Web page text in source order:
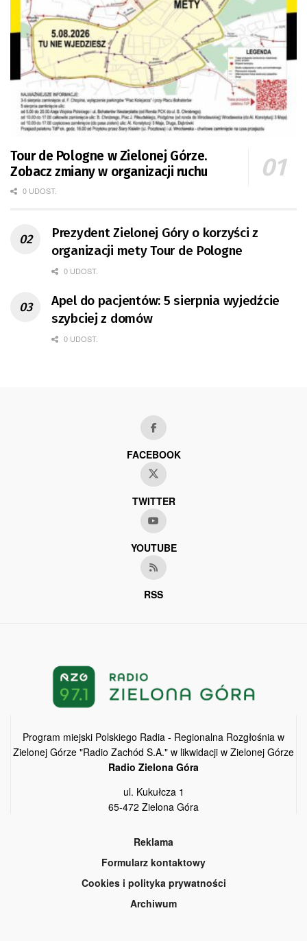
Tour de Pologne w Zielonej Górze.
Zobacz zmiany w organizacji ruchu
0 UDOST.
Prezydent Zielonej Góry o korzyści z
organizacji mety Tour de Pologne
0 UDOST.
Apel do pacjentów: 5 sierpnia wyjedźcie
szybciej z domów
0 UDOST.
FACEBOOK
TWITTER
YOUTUBE
RSS
Program miejski Polskiego Radia - Regionalna Rozgłośnia w
Zielonej Górze "Radio Zachód S.A." w likwidacji w Zielonej Górze
Radio Zielona Góra
ul. Kukułcza 1
65-472 Zielona Góra
Reklama
Formularz kontaktowy
Cookies i polityka prywatności
Archiwum